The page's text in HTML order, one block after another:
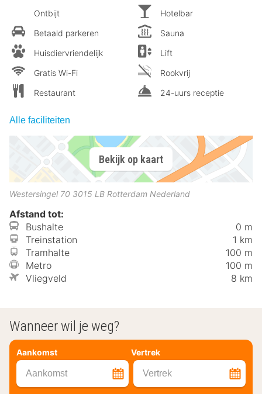
Ontbijt
Betaald parkeren
Huisdiervriendelijk
Gratis Wi-Fi
Restaurant
Hotelbar
Sauna
Lift
Rookvrij
24-uurs receptie
Alle faciliteiten
Bekijk op kaart
Westersingel 70 3015 LB Rotterdam Nederland
Afstand tot:
Bushalte
0 m
Treinstation
1 km
Tramhalte
100 m
Metro
100 m
Vliegveld
8 km
Wanneer wil je weg?
Aankomst Vertrek
Aankomst Vertrek